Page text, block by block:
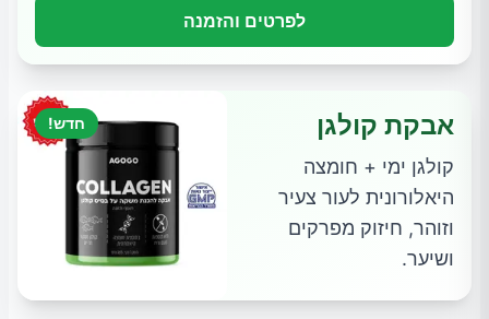
לפרטים והזמנה
חדש! אבקת קולגן
קולגן ימי + חומצה
היאלורונית לעור צעיר
וזוהר, חיזוק מפרקים
ושיער.